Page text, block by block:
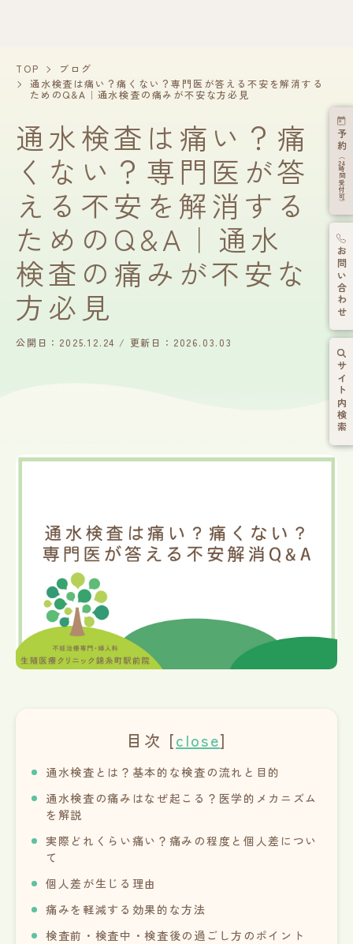
予約
（
24
時間受付可）
お問い合わせ
サイト内検索
TOP
ブログ
通水検査は痛い？痛くない？専門医が答える不安を解消する
ためのQ&A｜通水検査の痛みが不安な方必見
通水検査は痛い？痛
くない？専門医が答
える不安を解消する
ためのQ&A｜通水
検査の痛みが不安な
方必見
公開日：2025.12.24 更新日：2026.03.03
目次 [close]
通水検査とは？基本的な検査の流れと目的
通水検査の痛みはなぜ起こる？医学的メカニズム
を解説
実際どれくらい痛い？痛みの程度と個人差につい
て
個人差が生じる理由
痛みを軽減する効果的な方法
検査前・検査中・検査後の過ごし方のポイント